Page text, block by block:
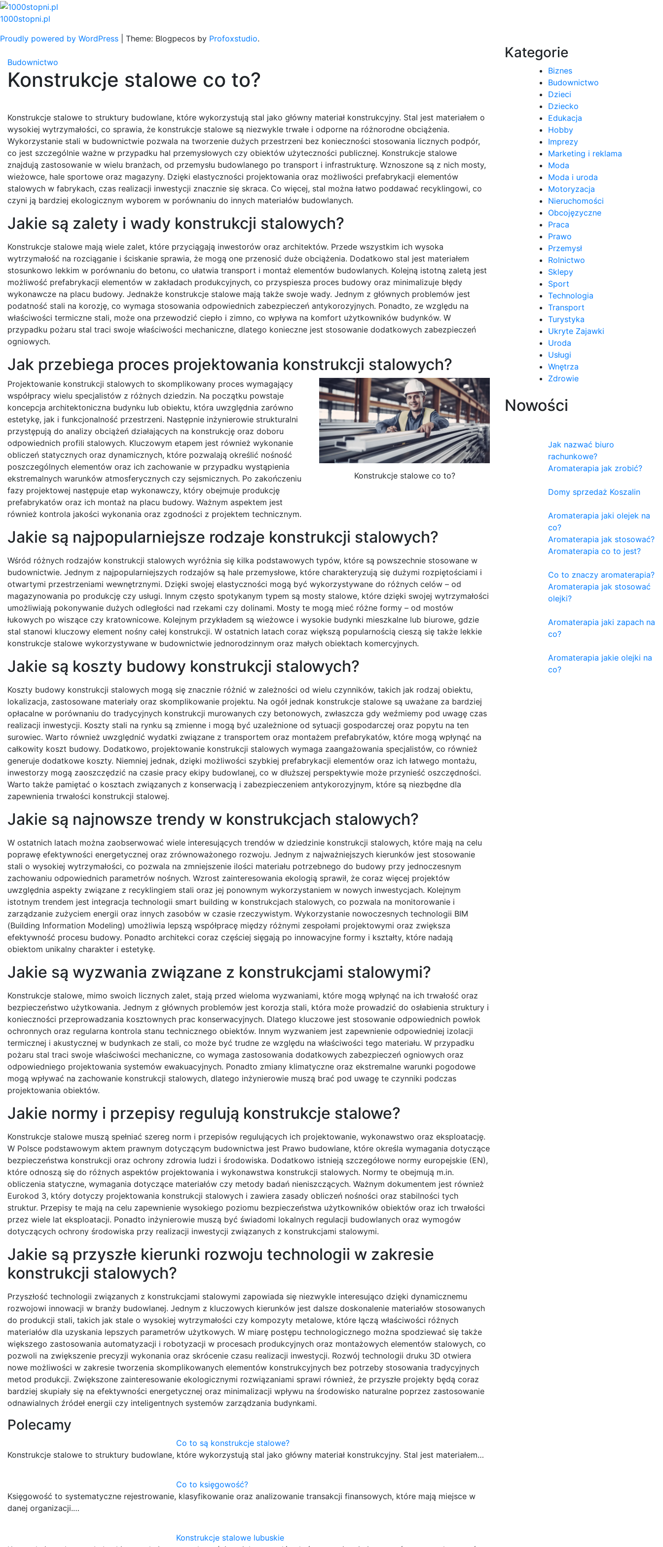
Skip
to
1000stopni.pl
Proudly powered by WordPress
Theme: Blogpecos by Profoxstudio.
Budownictwo
Konstrukcje stalowe co to?
Konstrukcje stalowe to struktury budowlane, które wykorzystują stal jako główny materiał konstrukcyjny. Stal jest materiałem o
wysokiej wytrzymałości, co sprawia, że konstrukcje stalowe są niezwykle trwałe i odporne na różnorodne obciążenia.
Wykorzystanie stali w budownictwie pozwala na tworzenie dużych przestrzeni bez konieczności stosowania licznych podpór,
co jest szczególnie ważne w przypadku hal przemysłowych czy obiektów użyteczności publicznej. Konstrukcje stalowe
znajdują zastosowanie w wielu branżach, od przemysłu budowlanego po transport i infrastrukturę. Wznoszone są z nich mosty,
wieżowce, hale sportowe oraz magazyny. Dzięki elastyczności projektowania oraz możliwości prefabrykacji elementów
stalowych w fabrykach, czas realizacji inwestycji znacznie się skraca. Co więcej, stal można łatwo poddawać recyklingowi, co
czyni ją bardziej ekologicznym wyborem w porównaniu do innych materiałów budowlanych.
Jakie są zalety i wady konstrukcji stalowych?
Konstrukcje stalowe mają wiele zalet, które przyciągają inwestorów oraz architektów. Przede wszystkim ich wysoka
wytrzymałość na rozciąganie i ściskanie sprawia, że mogą one przenosić duże obciążenia. Dodatkowo stal jest materiałem
stosunkowo lekkim w porównaniu do betonu, co ułatwia transport i montaż elementów budowlanych. Kolejną istotną zaletą jest
możliwość prefabrykacji elementów w zakładach produkcyjnych, co przyspiesza proces budowy oraz minimalizuje błędy
wykonawcze na placu budowy. Jednakże konstrukcje stalowe mają także swoje wady. Jednym z głównych problemów jest
podatność stali na korozję, co wymaga stosowania odpowiednich zabezpieczeń antykorozyjnych. Ponadto, ze względu na
właściwości termiczne stali, może ona przewodzić ciepło i zimno, co wpływa na komfort użytkowników budynków. W
przypadku pożaru stal traci swoje właściwości mechaniczne, dlatego konieczne jest stosowanie dodatkowych zabezpieczeń
ogniowych.
Jak przebiega proces projektowania konstrukcji stalowych?
Konstrukcje stalowe co to?
Projektowanie konstrukcji stalowych to skomplikowany proces wymagający
współpracy wielu specjalistów z różnych dziedzin. Na początku powstaje
koncepcja architektoniczna budynku lub obiektu, która uwzględnia zarówno
estetykę, jak i funkcjonalność przestrzeni. Następnie inżynierowie strukturalni
przystępują do analizy obciążeń działających na konstrukcję oraz doboru
odpowiednich profili stalowych. Kluczowym etapem jest również wykonanie
obliczeń statycznych oraz dynamicznych, które pozwalają określić nośność
poszczególnych elementów oraz ich zachowanie w przypadku wystąpienia
ekstremalnych warunków atmosferycznych czy sejsmicznych. Po zakończeniu
fazy projektowej następuje etap wykonawczy, który obejmuje produkcję
prefabrykatów oraz ich montaż na placu budowy. Ważnym aspektem jest
również kontrola jakości wykonania oraz zgodności z projektem technicznym.
Jakie są najpopularniejsze rodzaje konstrukcji stalowych?
Wśród różnych rodzajów konstrukcji stalowych wyróżnia się kilka podstawowych typów, które są powszechnie stosowane w
budownictwie. Jednym z najpopularniejszych rodzajów są hale przemysłowe, które charakteryzują się dużymi rozpiętościami i
otwartymi przestrzeniami wewnętrznymi. Dzięki swojej elastyczności mogą być wykorzystywane do różnych celów – od
magazynowania po produkcję czy usługi. Innym często spotykanym typem są mosty stalowe, które dzięki swojej wytrzymałości
umożliwiają pokonywanie dużych odległości nad rzekami czy dolinami. Mosty te mogą mieć różne formy – od mostów
łukowych po wiszące czy kratownicowe. Kolejnym przykładem są wieżowce i wysokie budynki mieszkalne lub biurowe, gdzie
stal stanowi kluczowy element nośny całej konstrukcji. W ostatnich latach coraz większą popularnością cieszą się także lekkie
konstrukcje stalowe wykorzystywane w budownictwie jednorodzinnym oraz małych obiektach komercyjnych.
Jakie są koszty budowy konstrukcji stalowych?
Koszty budowy konstrukcji stalowych mogą się znacznie różnić w zależności od wielu czynników, takich jak rodzaj obiektu,
lokalizacja, zastosowane materiały oraz skomplikowanie projektu. Na ogół jednak konstrukcje stalowe są uważane za bardziej
opłacalne w porównaniu do tradycyjnych konstrukcji murowanych czy betonowych, zwłaszcza gdy weźmiemy pod uwagę czas
realizacji inwestycji. Koszty stali na rynku są zmienne i mogą być uzależnione od sytuacji gospodarczej oraz popytu na ten
surowiec. Warto również uwzględnić wydatki związane z transportem oraz montażem prefabrykatów, które mogą wpłynąć na
całkowity koszt budowy. Dodatkowo, projektowanie konstrukcji stalowych wymaga zaangażowania specjalistów, co również
generuje dodatkowe koszty. Niemniej jednak, dzięki możliwości szybkiej prefabrykacji elementów oraz ich łatwego montażu,
inwestorzy mogą zaoszczędzić na czasie pracy ekipy budowlanej, co w dłuższej perspektywie może przynieść oszczędności.
Warto także pamiętać o kosztach związanych z konserwacją i zabezpieczeniem antykorozyjnym, które są niezbędne dla
zapewnienia trwałości konstrukcji stalowej.
Jakie są najnowsze trendy w konstrukcjach stalowych?
W ostatnich latach można zaobserwować wiele interesujących trendów w dziedzinie konstrukcji stalowych, które mają na celu
poprawę efektywności energetycznej oraz zrównoważonego rozwoju. Jednym z najważniejszych kierunków jest stosowanie
stali o wysokiej wytrzymałości, co pozwala na zmniejszenie ilości materiału potrzebnego do budowy przy jednoczesnym
zachowaniu odpowiednich parametrów nośnych. Wzrost zainteresowania ekologią sprawił, że coraz więcej projektów
uwzględnia aspekty związane z recyklingiem stali oraz jej ponownym wykorzystaniem w nowych inwestycjach. Kolejnym
istotnym trendem jest integracja technologii smart building w konstrukcjach stalowych, co pozwala na monitorowanie i
zarządzanie zużyciem energii oraz innych zasobów w czasie rzeczywistym. Wykorzystanie nowoczesnych technologii BIM
(Building Information Modeling) umożliwia lepszą współpracę między różnymi zespołami projektowymi oraz zwiększa
efektywność procesu budowy. Ponadto architekci coraz częściej sięgają po innowacyjne formy i kształty, które nadają
obiektom unikalny charakter i estetykę.
Jakie są wyzwania związane z konstrukcjami stalowymi?
Konstrukcje stalowe, mimo swoich licznych zalet, stają przed wieloma wyzwaniami, które mogą wpłynąć na ich trwałość oraz
bezpieczeństwo użytkowania. Jednym z głównych problemów jest korozja stali, która może prowadzić do osłabienia struktury i
konieczności przeprowadzania kosztownych prac konserwacyjnych. Dlatego kluczowe jest stosowanie odpowiednich powłok
ochronnych oraz regularna kontrola stanu technicznego obiektów. Innym wyzwaniem jest zapewnienie odpowiedniej izolacji
termicznej i akustycznej w budynkach ze stali, co może być trudne ze względu na właściwości tego materiału. W przypadku
pożaru stal traci swoje właściwości mechaniczne, co wymaga zastosowania dodatkowych zabezpieczeń ogniowych oraz
odpowiedniego projektowania systemów ewakuacyjnych. Ponadto zmiany klimatyczne oraz ekstremalne warunki pogodowe
mogą wpływać na zachowanie konstrukcji stalowych, dlatego inżynierowie muszą brać pod uwagę te czynniki podczas
projektowania obiektów.
Jakie normy i przepisy regulują konstrukcje stalowe?
Konstrukcje stalowe muszą spełniać szereg norm i przepisów regulujących ich projektowanie, wykonawstwo oraz eksploatację.
W Polsce podstawowym aktem prawnym dotyczącym budownictwa jest Prawo budowlane, które określa wymagania dotyczące
bezpieczeństwa konstrukcji oraz ochrony zdrowia ludzi i środowiska. Dodatkowo istnieją szczegółowe normy europejskie (EN),
które odnoszą się do różnych aspektów projektowania i wykonawstwa konstrukcji stalowych. Normy te obejmują m.in.
obliczenia statyczne, wymagania dotyczące materiałów czy metody badań nieniszczących. Ważnym dokumentem jest również
Eurokod 3, który dotyczy projektowania konstrukcji stalowych i zawiera zasady obliczeń nośności oraz stabilności tych
struktur. Przepisy te mają na celu zapewnienie wysokiego poziomu bezpieczeństwa użytkowników obiektów oraz ich trwałości
przez wiele lat eksploatacji. Ponadto inżynierowie muszą być świadomi lokalnych regulacji budowlanych oraz wymogów
dotyczących ochrony środowiska przy realizacji inwestycji związanych z konstrukcjami stalowymi.
Jakie są przyszłe kierunki rozwoju technologii w zakresie
konstrukcji stalowych?
Przyszłość technologii związanych z konstrukcjami stalowymi zapowiada się niezwykle interesująco dzięki dynamicznemu
rozwojowi innowacji w branży budowlanej. Jednym z kluczowych kierunków jest dalsze doskonalenie materiałów stosowanych
do produkcji stali, takich jak stale o wysokiej wytrzymałości czy kompozyty metalowe, które łączą właściwości różnych
materiałów dla uzyskania lepszych parametrów użytkowych. W miarę postępu technologicznego można spodziewać się także
większego zastosowania automatyzacji i robotyzacji w procesach produkcyjnych oraz montażowych elementów stalowych, co
pozwoli na zwiększenie precyzji wykonania oraz skrócenie czasu realizacji inwestycji. Rozwój technologii druku 3D otwiera
nowe możliwości w zakresie tworzenia skomplikowanych elementów konstrukcyjnych bez potrzeby stosowania tradycyjnych
metod produkcji. Zwiększone zainteresowanie ekologicznymi rozwiązaniami sprawi również, że przyszłe projekty będą coraz
bardziej skupiały się na efektywności energetycznej oraz minimalizacji wpływu na środowisko naturalne poprzez zastosowanie
odnawialnych źródeł energii czy inteligentnych systemów zarządzania budynkami.
Polecamy
Co to są konstrukcje stalowe?
Konstrukcje stalowe to struktury budowlane, które wykorzystują stal jako główny materiał konstrukcyjny. Stal jest materiałem…
Co to księgowość?
Księgowość to systematyczne rejestrowanie, klasyfikowanie oraz analizowanie transakcji finansowych, które mają miejsce w
danej organizacji.…
Konstrukcje stalowe lubuskie
Kategorie
Biznes
Budownictwo
Dzieci
Dziecko
Edukacja
Hobby
Imprezy
Marketing i reklama
Moda
Moda i uroda
Motoryzacja
Nieruchomości
Obcojęzyczne
Praca
Prawo
Przemysł
Rolnictwo
Sklepy
Sport
Technologia
Transport
Turystyka
Ukryte Zajawki
Uroda
Usługi
Wnętrza
Zdrowie
Nowości
Jak nazwać biuro
rachunkowe?
Aromaterapia jak zrobić?
Domy sprzedaż Koszalin
Aromaterapia jaki olejek na
co?
Aromaterapia jak stosować?
Aromaterapia co to jest?
Co to znaczy aromaterapia?
Aromaterapia jak stosować
olejki?
Aromaterapia jaki zapach na
co?
Aromaterapia jakie olejki na
co?